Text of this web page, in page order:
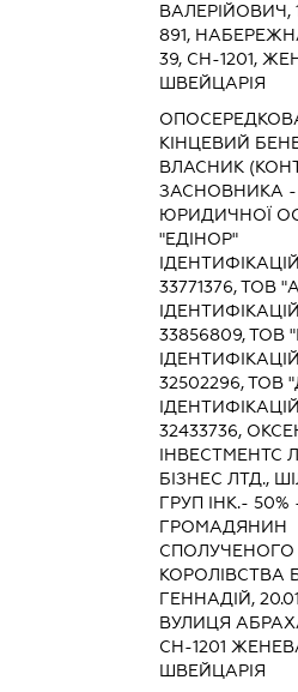
ВАЛЕРІЙОВИЧ,
891,
39, СН-1201,
ШВЕЙЦАРІЯ
КІНЦЕВИЙ
ВЛАСНИК
ЗАСНОВНИКА -
ЮРИДИЧНОЇ
"ЕДІНОР"
33771376, ТОВ
33856809, ТОВ
32502296, ТОВ
32433736,
ІНВЕСТМЕНТС
БІЗНЕС ЛТД.,
ГРУП ІНК.- 50%
ГРОМАДЯНИН
СПОЛУЧЕНОГО
ГЕННАДІЙ,
ВУЛИЦЯ
СН-1201
ШВЕЙЦАРІЯ